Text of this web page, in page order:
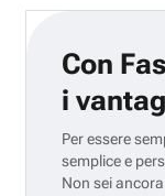
Con
i
Per essere
semplice e
Non sei